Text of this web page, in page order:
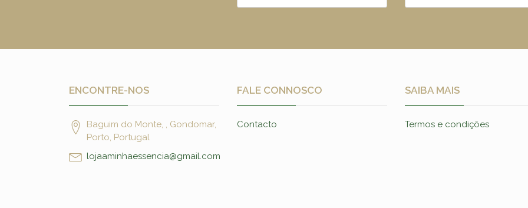
ENCONTRE-NOS
Baguim do Monte, , Gondomar,
Porto, Portugal
lojaaminhaessencia@gmail.com
FALE CONNOSCO
Contacto
SAIBA MAIS
Termos e condições